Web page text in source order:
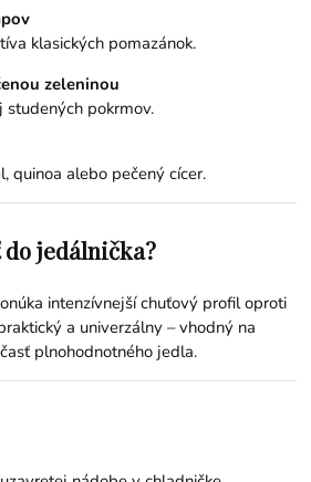
klasických pomazánok.
zeleninou
pokrmov.
quinoa alebo pečený cícer.
jedálnička?
intenzívnejší chuťový profil oproti
a univerzálny – vhodný na
plnohodnotného jedla.